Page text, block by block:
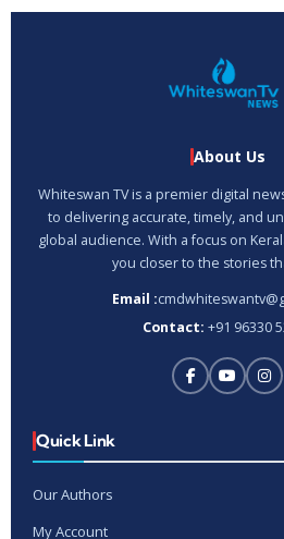
About Us
Whiteswan TV is a premier digital
to delivering accurate, timely, and
global audience. With a focus on
you closer to the stories
Email :
Contact: +91 96330
Quick Link
Our Authors
My Account